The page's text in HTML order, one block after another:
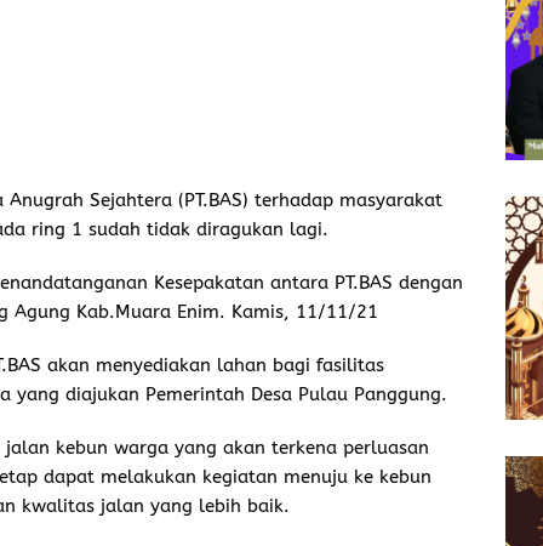
Anugrah Sejahtera (PT.BAS) terhadap masyarakat
ring 1 sudah tidak diragukan lagi.
Kesepakatan antara PT.BAS dengan
Agung Kab.Muara Enim. Kamis, 11/11/21
akan menyediakan lahan bagi fasilitas
yang diajukan Pemerintah Desa Pulau Panggung.
kebun warga yang akan terkena perluasan
dapat melakukan kegiatan menuju ke kebun
kwalitas jalan yang lebih baik.